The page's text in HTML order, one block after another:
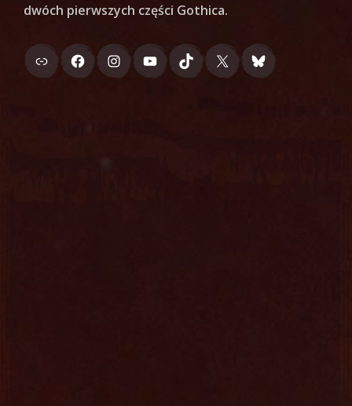
dwóch pierwszych części Gothica.